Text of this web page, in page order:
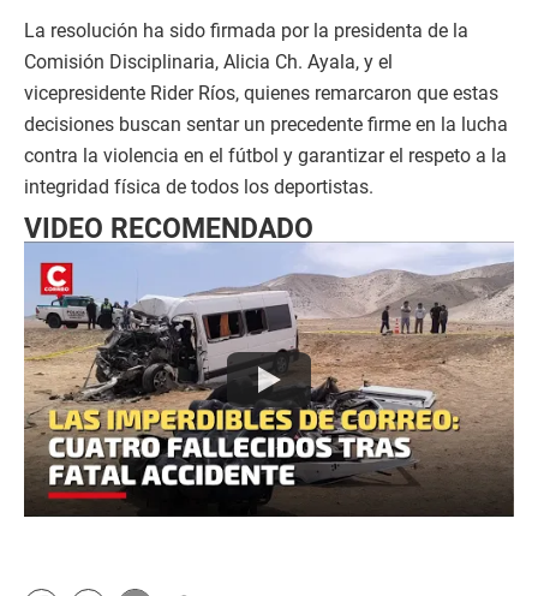
La resolución ha sido firmada por la presidenta de la
Comisión Disciplinaria, Alicia Ch. Ayala, y el
vicepresidente Rider Ríos, quienes remarcaron que estas
decisiones buscan sentar un precedente firme en la lucha
contra la violencia en el fútbol y garantizar el respeto a la
integridad física de todos los deportistas.
VIDEO RECOMENDADO